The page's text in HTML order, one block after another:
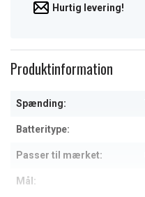
Hurtig levering!
Produktinformation
Spænding:
Batteritype:
Passer til mærket:
Mål: